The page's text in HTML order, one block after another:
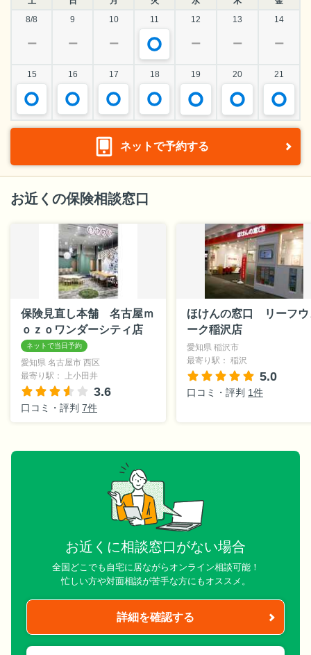
8/8
9 10 11 12 13 14
ー ー ー ー ー ー
15 16 17 18 19 20 21
ネットで予約する
お近くの保険相談窓口
保険見直し本舗 名古屋ｍ
ｏｚｏワンダーシティ店
愛知県 名古屋市 西区
最寄り駅： 上小田井
3.6
口コミ・評判 7件
ほけんの窓口 リーフウ
ーク稲沢店
愛知県 稲沢市
最寄り駅： 稲沢
5.0
口コミ・評判 1件
お近くに相談窓口がない場合
全国どこでも自宅に居ながらオンライン相談可能！
忙しい方や対面相談が苦手な方にもオススメ。
詳細を確認する